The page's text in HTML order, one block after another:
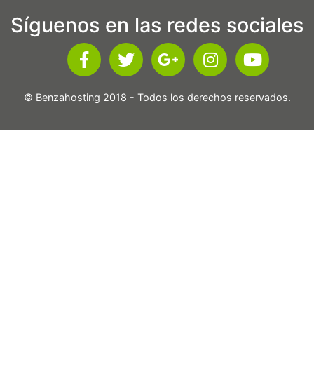
Síguenos en las redes sociales
© Benzahosting 2018 - Todos los derechos reservados.